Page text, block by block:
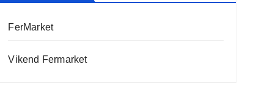
FerMarket
Vikend Fermarket